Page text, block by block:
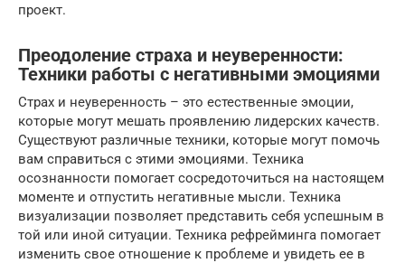
проект.
Преодоление страха и неуверенности:
Техники работы с негативными эмоциями
Страх и неуверенность – это естественные эмоции,
которые могут мешать проявлению лидерских качеств.
Существуют различные техники, которые могут помочь
вам справиться с этими эмоциями. Техника
осознанности помогает сосредоточиться на настоящем
моменте и отпустить негативные мысли. Техника
визуализации позволяет представить себя успешным в
той или иной ситуации. Техника рефрейминга помогает
изменить свое отношение к проблеме и увидеть ее в